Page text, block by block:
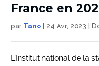
France en
par Tano | 24 Avr, 2023 |
L’Institut national de la